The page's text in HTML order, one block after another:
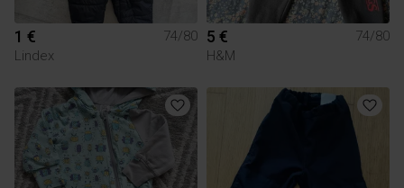
1 €
74/80
Lindex
5 €
74/80
H&M